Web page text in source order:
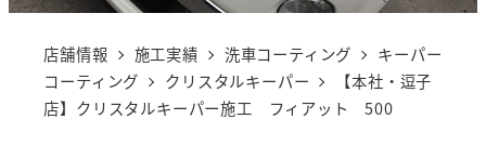
店舗情報 施工実績 洗車コーティング
キーパー
コーティング
クリスタルキーパー
【本社・逗子
店】クリスタルキーパー施工 フィアット 500